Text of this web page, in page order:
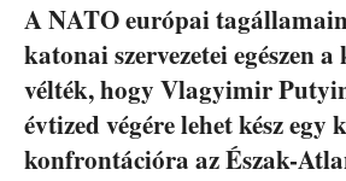
A NATO európai
katonai szervezetei egészen
vélték, hogy Vlagyimir
évtized végére lehet kész egy
konfrontációra az Észak-